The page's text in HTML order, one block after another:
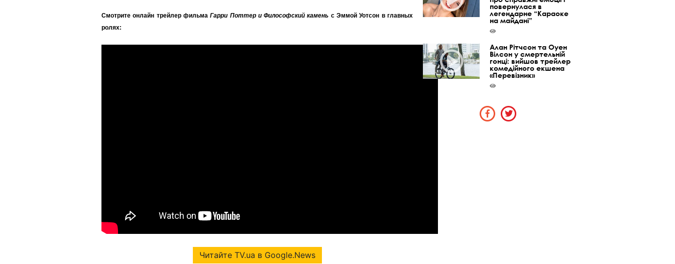
Смотрите онлайн трейлер фильмаГарри Поттер и Философский камень с Эммой Уотсон в главных
ролях:
Читайте TV.ua в Google.News
повернулася в
легендарне “Караоке
на майдані”
Алан Рітчсон та Оуен
Вілсон у смертельній
гонці: вийшов трейлер
комедійного екшена
«Перевізник»